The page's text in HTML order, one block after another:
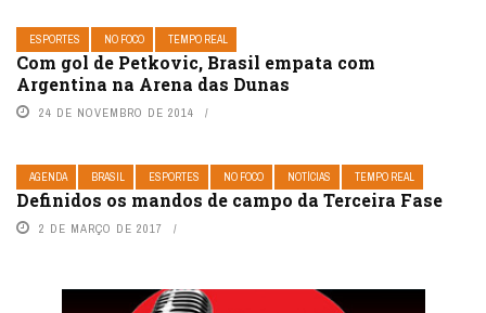
ESPORTES NO FOCO TEMPO REAL
Com gol de Petkovic, Brasil empata com
Argentina na Arena das Dunas
24 DE NOVEMBRO DE 2014
AGENDA BRASIL ESPORTES NO FOCO NOTÍCIAS TEMPO REAL
Definidos os mandos de campo da Terceira Fase
2 DE MARÇO DE 2017